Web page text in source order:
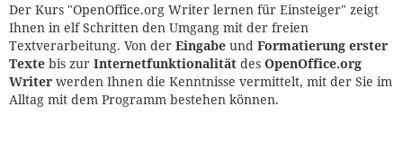
Der Kurs "OpenOffice.org Writer lernen für Einsteiger" zeigt
Ihnen in elf Schritten den Umgang mit der freien
Textverarbeitung. Von der Eingabe und Formatierung erster
Texte bis zur Internetfunktionalität des OpenOffice.org
Writer werden Ihnen die Kenntnisse vermittelt, mit der Sie im
Alltag mit dem Programm bestehen können.